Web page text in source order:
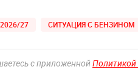
27 СИТУАЦИЯ С БЕНЗИНОМ
с приложеннойПолитикой